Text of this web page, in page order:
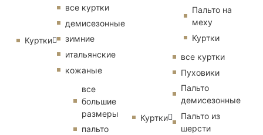
Куртки
все куртки
демисезонные
зимние
итальянские
кожаные
все
большие
размеры
пальто
Пальто на
меху
Куртки
Куртки
все куртки
Пуховики
Пальто
демисезонные
Пальто из
шерсти